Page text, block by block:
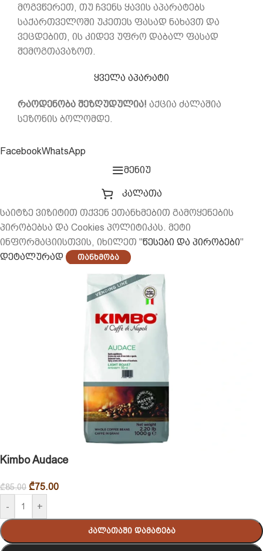
მოგვწერეთ, თუ ჩვენს ყავის აპარატებს
საქართველოში უკეთეს ფასად ნახავთ და
ვეცდებით, ის კიდევ უფრო დაბალ ფასად
შემოგთავაზოთ.
ყველა აპარატი
რაოდენობა შეზღუდულია! აქცია ძალაშია
სეზონის ბოლომდე.
FacebookWhatsApp
მენიუ
კალათა
საიტზე ვიზიტით თქვენ ეთანხმებით გამოყენების
პირობებსა და Cookies პოლიტიკას. მეტი
ინფორმაციისთვის, იხილეთ "წესები და პირობები"
დეტალურად
Თანხმობა
Kimbo Audace
₾85.00 ₾75.00
- +
Კალათაში Დამატება